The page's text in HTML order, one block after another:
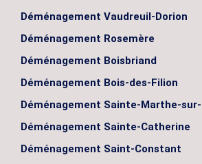
Déménagement Vaudreuil-Dorion
Déménagement Rosemère
Déménagement Boisbriand
Déménagement Bois-des-Filion
Déménagement Sainte-Marthe-
Déménagement Sainte-Catherine
Déménagement Saint-Constant